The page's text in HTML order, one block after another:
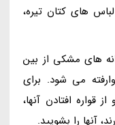
های کتان تیره،
های مشکی از بین
می شود. برای
افتادن آنها،
آنها را بشویید.